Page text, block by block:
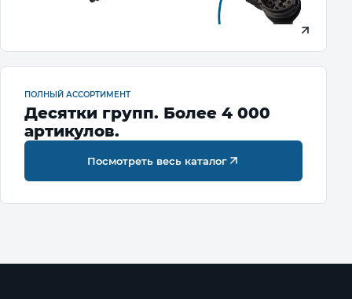
ПОЛНЫЙ АССОРТИМЕНТ
Десятки групп. Более 4 000
артикулов.
Посмотреть весь каталог